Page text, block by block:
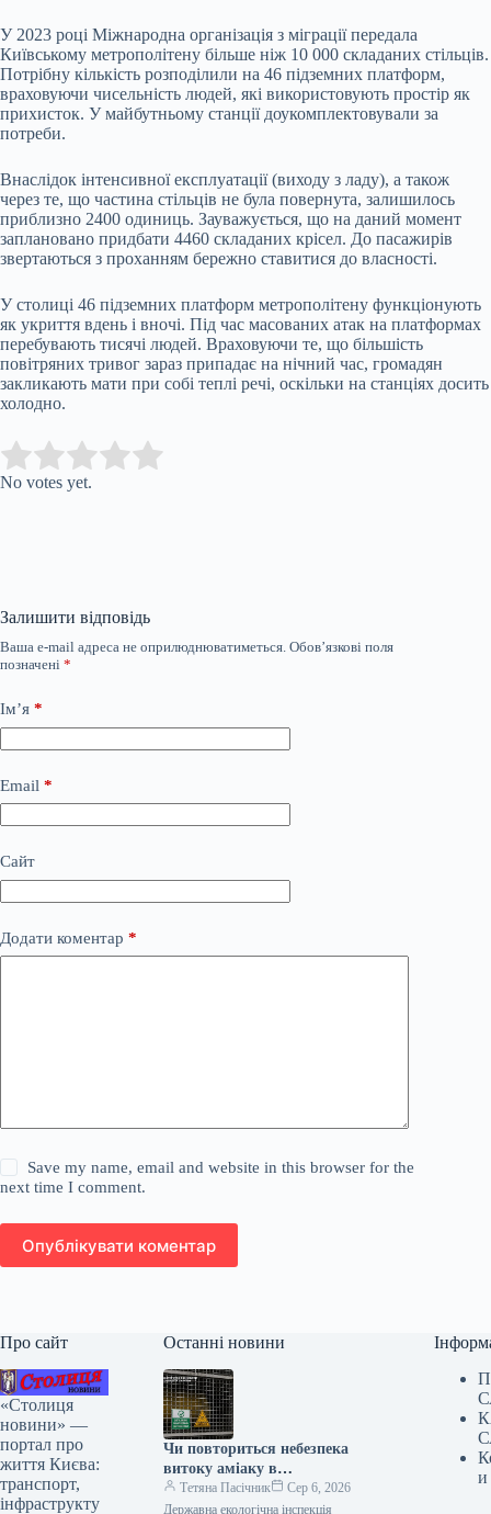
У 2023 році Міжнародна організація з міграції передала
Київському метрополітену більше ніж 10 000 складаних стільців.
Потрібну кількість розподілили на 46 підземних платформ,
враховуючи чисельність людей, які використовують простір як
прихисток. У майбутньому станції доукомплектовували за
потреби.
Внаслідок інтенсивної експлуатації (виходу з ладу), а також
через те, що частина стільців не була повернута, залишилось
приблизно 2400 одиниць. Зауважується, що на даний момент
заплановано придбати 4460 складаних крісел. До пасажирів
звертаються з проханням бережно ставитися до власності.
У столиці 46 підземних платформ метрополітену функціонують
як укриття вдень і вночі. Під час масованих атак на платформах
перебувають тисячі людей. Враховуючи те, що більшість
повітряних тривог зараз припадає на нічний час, громадян
закликають мати при собі теплі речі, оскільки на станціях досить
холодно.
Rate this item:
No votes yet.
Залишити відповідь
Ваша e-mail адреса не оприлюднюватиметься. Обов’язкові поля
позначені *
Ім’я *
Email *
Сайт
Додати коментар *
Save my name, email and website in this browser for the
next time I comment.
Опублікувати коментар
Про сайт
«Столиця
новини» —
портал про
життя Києва:
транспорт,
інфраструкту
Останні новини
Чи повториться небезпека
витоку аміаку в
Голосіївському районі Києва,
стало відомо.
Тетяна Пасічник
Сер 6, 2026
Державна екологічна інспекція
и